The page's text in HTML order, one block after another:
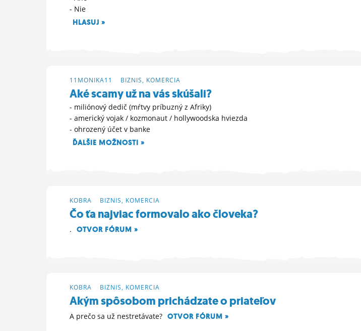
- Nie
HLASUJ »
11MONIKA11 BIZNIS, KOMERCIA
Aké scamy už na vás skúšali?
- miliónový dedič (mŕtvy príbuzný z Afriky)
- americký vojak / kozmonaut / hollywoodska hviezda
- ohrozený účet v banke
ĎALŠIE MOŽNOSTI »
KOBRA BIZNIS, KOMERCIA
Čo ťa najviac formovalo ako človeka?
. OTVOR FÓRUM »
KOBRA BIZNIS, KOMERCIA
Akým spôsobom prichádzate o priateľov
A prečo sa už nestretávate? OTVOR FÓRUM »